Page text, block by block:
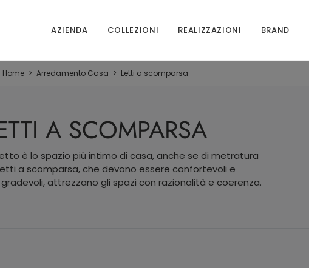
AZIENDA COLLEZIONI REALIZZAZIONI BRAND
Home > Arredamento Casa > Letti a scomparsa
A SCOMPARSA
è lo spazio più intimo di casa, anche se di metratura
a scomparsa, che devono essere confortevoli e
attrezzano gli spazi con razionalità e coerenza.